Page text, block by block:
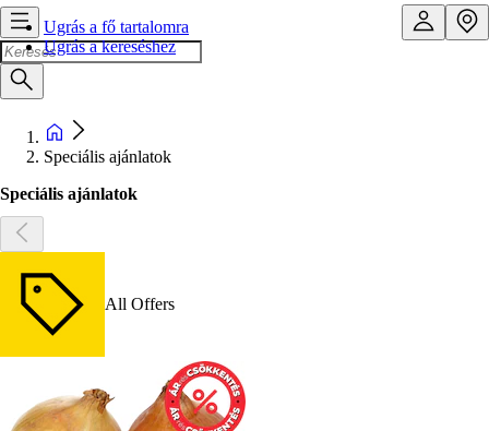
Ugrás a fő tartalomra
Ugrás a kereséshez
Speciális ajánlatok
Speciális ajánlatok
All Offers